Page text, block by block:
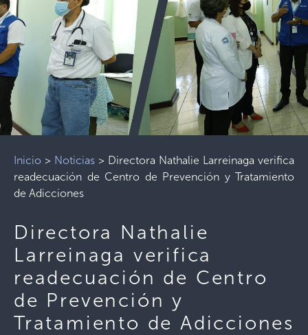
Inicio > Noticias > Directora Nathalie Larreinaga verifica
readecuación de Centro de Prevención y Tratamiento
de Adicciones
Directora Nathalie
Larreinaga verifica
readecuación de Centro
de Prevención y
Tratamiento de Adicciones